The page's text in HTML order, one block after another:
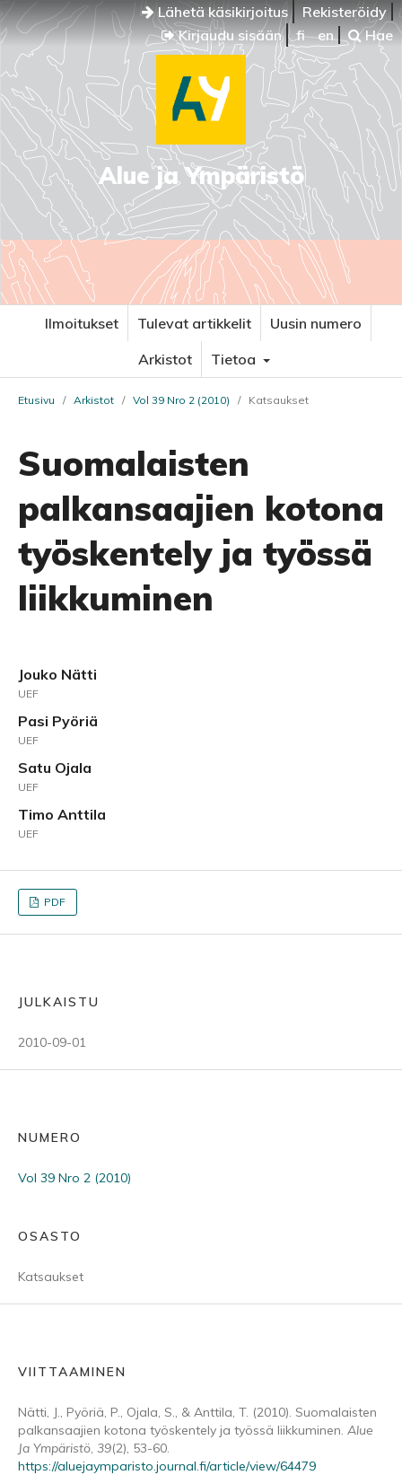
Lähetä käsikirjoitus
Rekisteröidy
Kirjaudu sisään
fi en Hae
Alue ja Ympäristö
Ilmoitukset Tulevat artikkelit
Uusin numero
Arkistot
Tietoa
Etusivu / Arkistot / Vol 39 Nro 2 (2010) / Katsaukset
Suomalaisten
palkansaajien kotona
työskentely ja työssä
liikkuminen
Jouko Nätti
UEF
Pasi Pyöriä
UEF
Satu Ojala
UEF
Timo Anttila
UEF
PDF
JULKAISTU
2010-09-01
NUMERO
Vol 39 Nro 2 (2010)
OSASTO
Katsaukset
VIITTAAMINEN
Nätti, J., Pyöriä, P., Ojala, S., & Anttila, T. (2010). Suomalaisten
palkansaajien kotona työskentely ja työssä liikkuminen. Alue
Ja Ympäristö, 39(2), 53-60.
https://aluejaymparisto.journal.fi/article/view/64479